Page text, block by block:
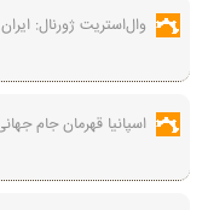
وال‌استریت ژورنال:
اسپانیا قهرمان جام